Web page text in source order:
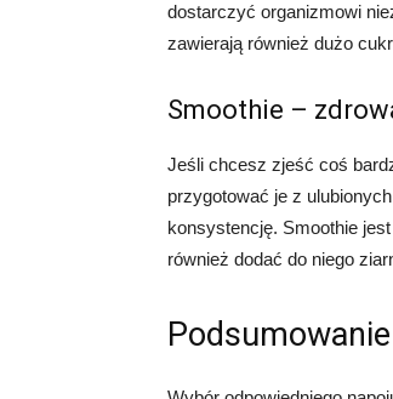
dostarczyć organizmowi
zawierają również dużo
Smoothie –
Jeśli chcesz zjeść coś
przygotować je z
konsystencję. Smoothie
również dodać do niego
Podsumowanie